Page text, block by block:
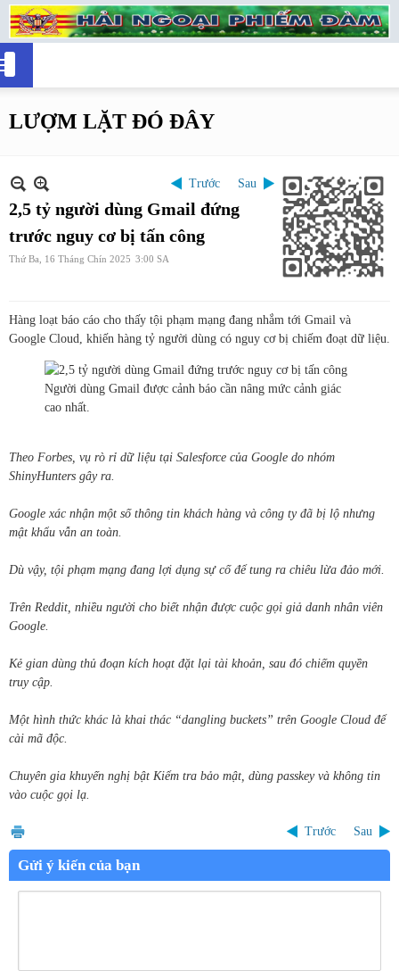
LƯỢM LẶT ĐÓ ĐÂY
Trước Sau
2,5 tỷ người dùng Gmail đứng
trước nguy cơ bị tấn công
Thứ Ba, 16 Tháng Chín 2025 3:00 SA
Hàng loạt báo cáo cho thấy tội phạm mạng đang nhắm tới Gmail và
Google Cloud, khiến hàng tỷ người dùng có nguy cơ bị chiếm đoạt dữ liệu.
Người dùng Gmail được cảnh báo cần nâng mức cảnh giác
cao nhất.
Theo Forbes, vụ rò rỉ dữ liệu tại Salesforce của Google do nhóm
ShinyHunters gây ra.
Google xác nhận một số thông tin khách hàng và công ty đã bị lộ nhưng
mật khẩu vẫn an toàn.
Dù vậy, tội phạm mạng đang lợi dụng sự cố để tung ra chiêu lừa đảo mới.
Trên Reddit, nhiều người cho biết nhận được cuộc gọi giả danh nhân viên
Google.
Kẻ gian dùng thủ đoạn kích hoạt đặt lại tài khoản, sau đó chiếm quyền
truy cập.
Một hình thức khác là khai thác “dangling buckets” trên Google Cloud để
cài mã độc.
Chuyên gia khuyến nghị bật Kiểm tra bảo mật, dùng passkey và không tin
vào cuộc gọi lạ.
Trước Sau
Gửi ý kiến của bạn